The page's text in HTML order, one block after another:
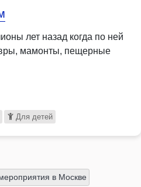
лет назад когда по ней
мамонты, пещерные
Для детей
в Москве